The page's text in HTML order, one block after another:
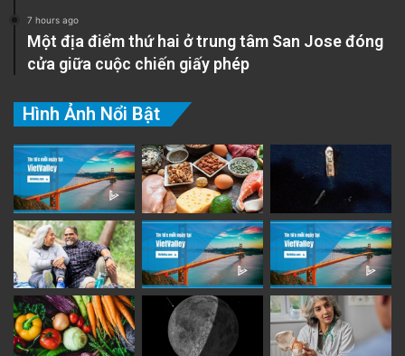
7 hours ago
Một địa điểm thứ hai ở trung tâm San Jose đóng
cửa giữa cuộc chiến giấy phép
Hình Ảnh Nổi Bật